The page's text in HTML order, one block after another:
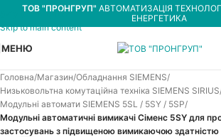
Skip to navigation
Skip to main content
ТОВ "ПРОНГРУП" АВТОМАТИЗАЦІЯ
ЕНЕРГЕТИКА
МЕНЮ
Головна Магазин Обладнання SIEMENS
Низьковольтна комутаційна техніка SIEMENS SIRIUS
Модульні автомати SIEMENS 5SL / 5SY / 5SP
Модульні автоматичні вимикачі Сіменс 5SY для
застосувань з підвищеною вимикаючою